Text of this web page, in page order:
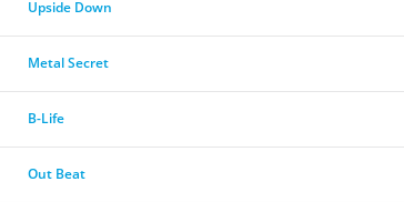
Upside Down
Metal Secret
B-Life
Out Beat